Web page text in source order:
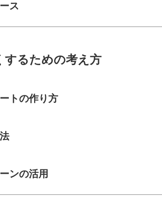
ス
するための考え方
トの作り方
ンの活用